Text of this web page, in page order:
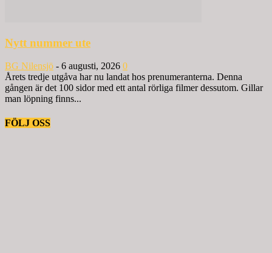
Nytt nummer ute
BG Nilensjö - 6 augusti, 2026 0
Årets tredje utgåva har nu landat hos prenumeranterna. Denna
gången är det 100 sidor med ett antal rörliga filmer dessutom. Gillar
man löpning finns...
FÖLJ OSS